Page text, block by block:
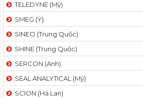
TELEDYNE (Mỹ)
SMEG (Ý)
SINEO (Trung Quốc)
SHINE (Trung Quốc)
SERCON (Anh)
SEAL ANALYTICAL (Mỹ)
SCION (Hà Lan)